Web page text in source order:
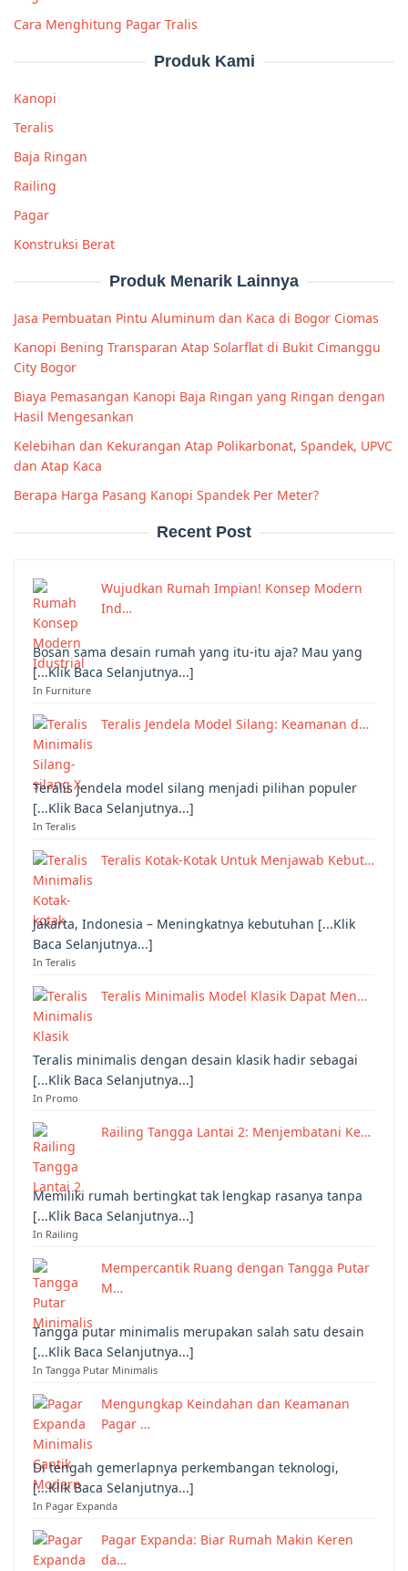
Cara Menghitung Pagar Tralis
Produk Kami
Kanopi
Teralis
Baja Ringan
Railing
Pagar
Konstruksi Berat
Produk Menarik Lainnya
Jasa Pembuatan Pintu Aluminum dan Kaca di Bogor Ciomas
Kanopi Bening Transparan Atap Solarflat di Bukit Cimanggu
City Bogor
Biaya Pemasangan Kanopi Baja Ringan yang Ringan dengan
Hasil Mengesankan
Kelebihan dan Kekurangan Atap Polikarbonat, Spandek, UPVC
dan Atap Kaca
Berapa Harga Pasang Kanopi Spandek Per Meter?
Recent Post
Wujudkan Rumah Impian! Konsep Modern
Ind…
Bosan sama desain rumah yang itu-itu aja? Mau yang
[...Klik Baca Selanjutnya...]
In Furniture
Teralis Jendela Model Silang: Keamanan d…
Teralis jendela model silang menjadi pilihan populer
[...Klik Baca Selanjutnya...]
In Teralis
Teralis Kotak-Kotak Untuk Menjawab Kebut…
Jakarta, Indonesia – Meningkatnya kebutuhan [...Klik
Baca Selanjutnya...]
In Teralis
Teralis Minimalis Model Klasik Dapat Men…
Teralis minimalis dengan desain klasik hadir sebagai
[...Klik Baca Selanjutnya...]
In Promo
Railing Tangga Lantai 2: Menjembatani Ke…
Memiliki rumah bertingkat tak lengkap rasanya tanpa
[...Klik Baca Selanjutnya...]
In Railing
Mempercantik Ruang dengan Tangga Putar
M…
Tangga putar minimalis merupakan salah satu desain
[...Klik Baca Selanjutnya...]
In Tangga Putar Minimalis
Mengungkap Keindahan dan Keamanan
Pagar …
Di tengah gemerlapnya perkembangan teknologi,
[...Klik Baca Selanjutnya...]
In Pagar Expanda
Pagar Expanda: Biar Rumah Makin Keren
da…